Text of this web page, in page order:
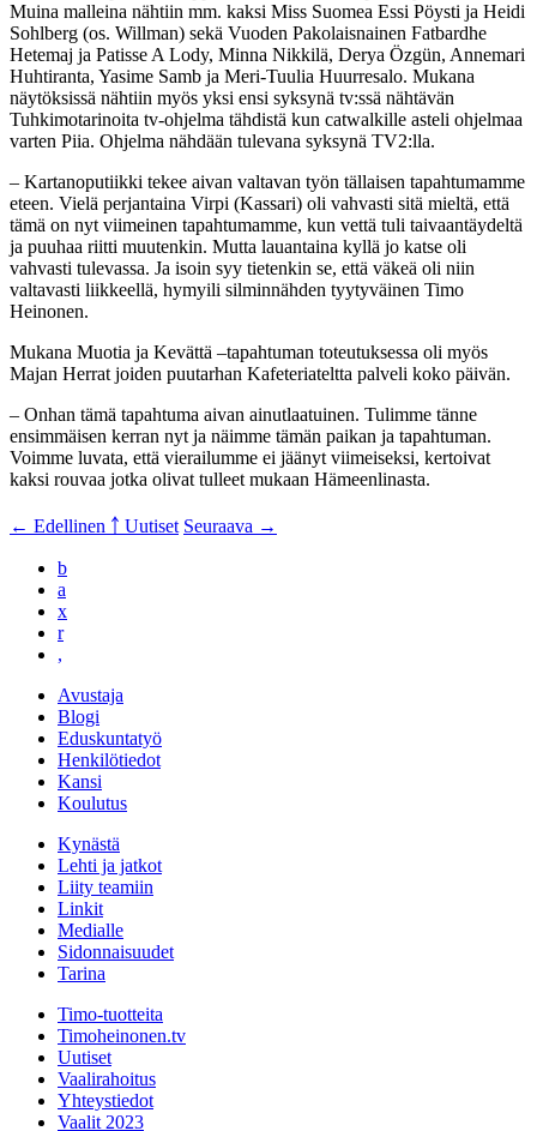
Muina malleina nähtiin mm. kaksi Miss Suomea Essi Pöysti ja Heidi
Sohlberg (os. Willman) sekä Vuoden Pakolaisnainen Fatbardhe
Hetemaj ja Patisse A Lody, Minna Nikkilä, Derya Özgün, Annemari
Huhtiranta, Yasime Samb ja Meri-Tuulia Huurresalo. Mukana
näytöksissä nähtiin myös yksi ensi syksynä tv:ssä nähtävän
Tuhkimotarinoita tv-ohjelma tähdistä kun catwalkille asteli ohjelmaa
varten Piia. Ohjelma nähdään tulevana syksynä TV2:lla.
– Kartanoputiikki tekee aivan valtavan työn tällaisen tapahtumamme
eteen. Vielä perjantaina Virpi (Kassari) oli vahvasti sitä mieltä, että
tämä on nyt viimeinen tapahtumamme, kun vettä tuli taivaantäydeltä
ja puuhaa riitti muutenkin. Mutta lauantaina kyllä jo katse oli
vahvasti tulevassa. Ja isoin syy tietenkin se, että väkeä oli niin
valtavasti liikkeellä, hymyili silminnähden tyytyväinen Timo
Heinonen.
Mukana Muotia ja Kevättä –tapahtuman toteutuksessa oli myös
Majan Herrat joiden puutarhan Kafeteriateltta palveli koko päivän.
– Onhan tämä tapahtuma aivan ainutlaatuinen. Tulimme tänne
ensimmäisen kerran nyt ja näimme tämän paikan ja tapahtuman.
Voimme luvata, että vierailumme ei jäänyt viimeiseksi, kertoivat
kaksi rouvaa jotka olivat tulleet mukaan Hämeenlinasta.
← Edellinen ￪ Uutiset Seuraava →
b
a
x
r
,
Avustaja
Blogi
Eduskuntatyö
Henkilötiedot
Kansi
Koulutus
Kynästä
Lehti ja jatkot
Liity teamiin
Linkit
Medialle
Sidonnaisuudet
Tarina
Timo-tuotteita
Timoheinonen.tv
Uutiset
Vaalirahoitus
Yhteystiedot
Vaalit 2023